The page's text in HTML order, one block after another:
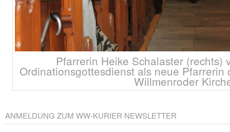
Pfarrerin Heike Schalaster (rechts)
Ordinationsgottesdienst als neue
Willmenroder
ANMELDUNG ZUM WW-KURIER NEWSLETTER